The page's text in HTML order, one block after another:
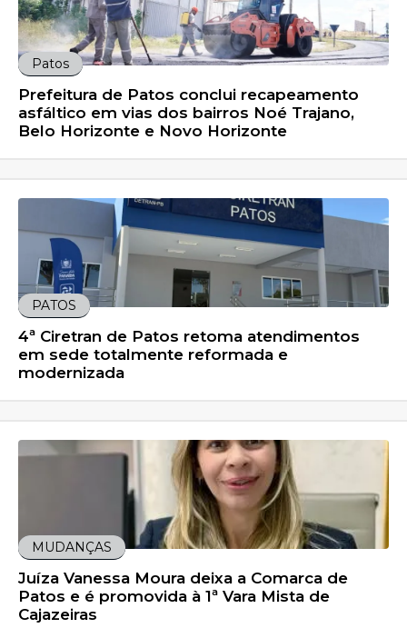
Patos
Prefeitura de Patos conclui recapeamento
asfáltico em vias dos bairros Noé Trajano,
Belo Horizonte e Novo Horizonte
PATOS
4ª Ciretran de Patos retoma atendimentos
em sede totalmente reformada e
modernizada
MUDANÇAS
Juíza Vanessa Moura deixa a Comarca de
Patos e é promovida à 1ª Vara Mista de
Cajazeiras